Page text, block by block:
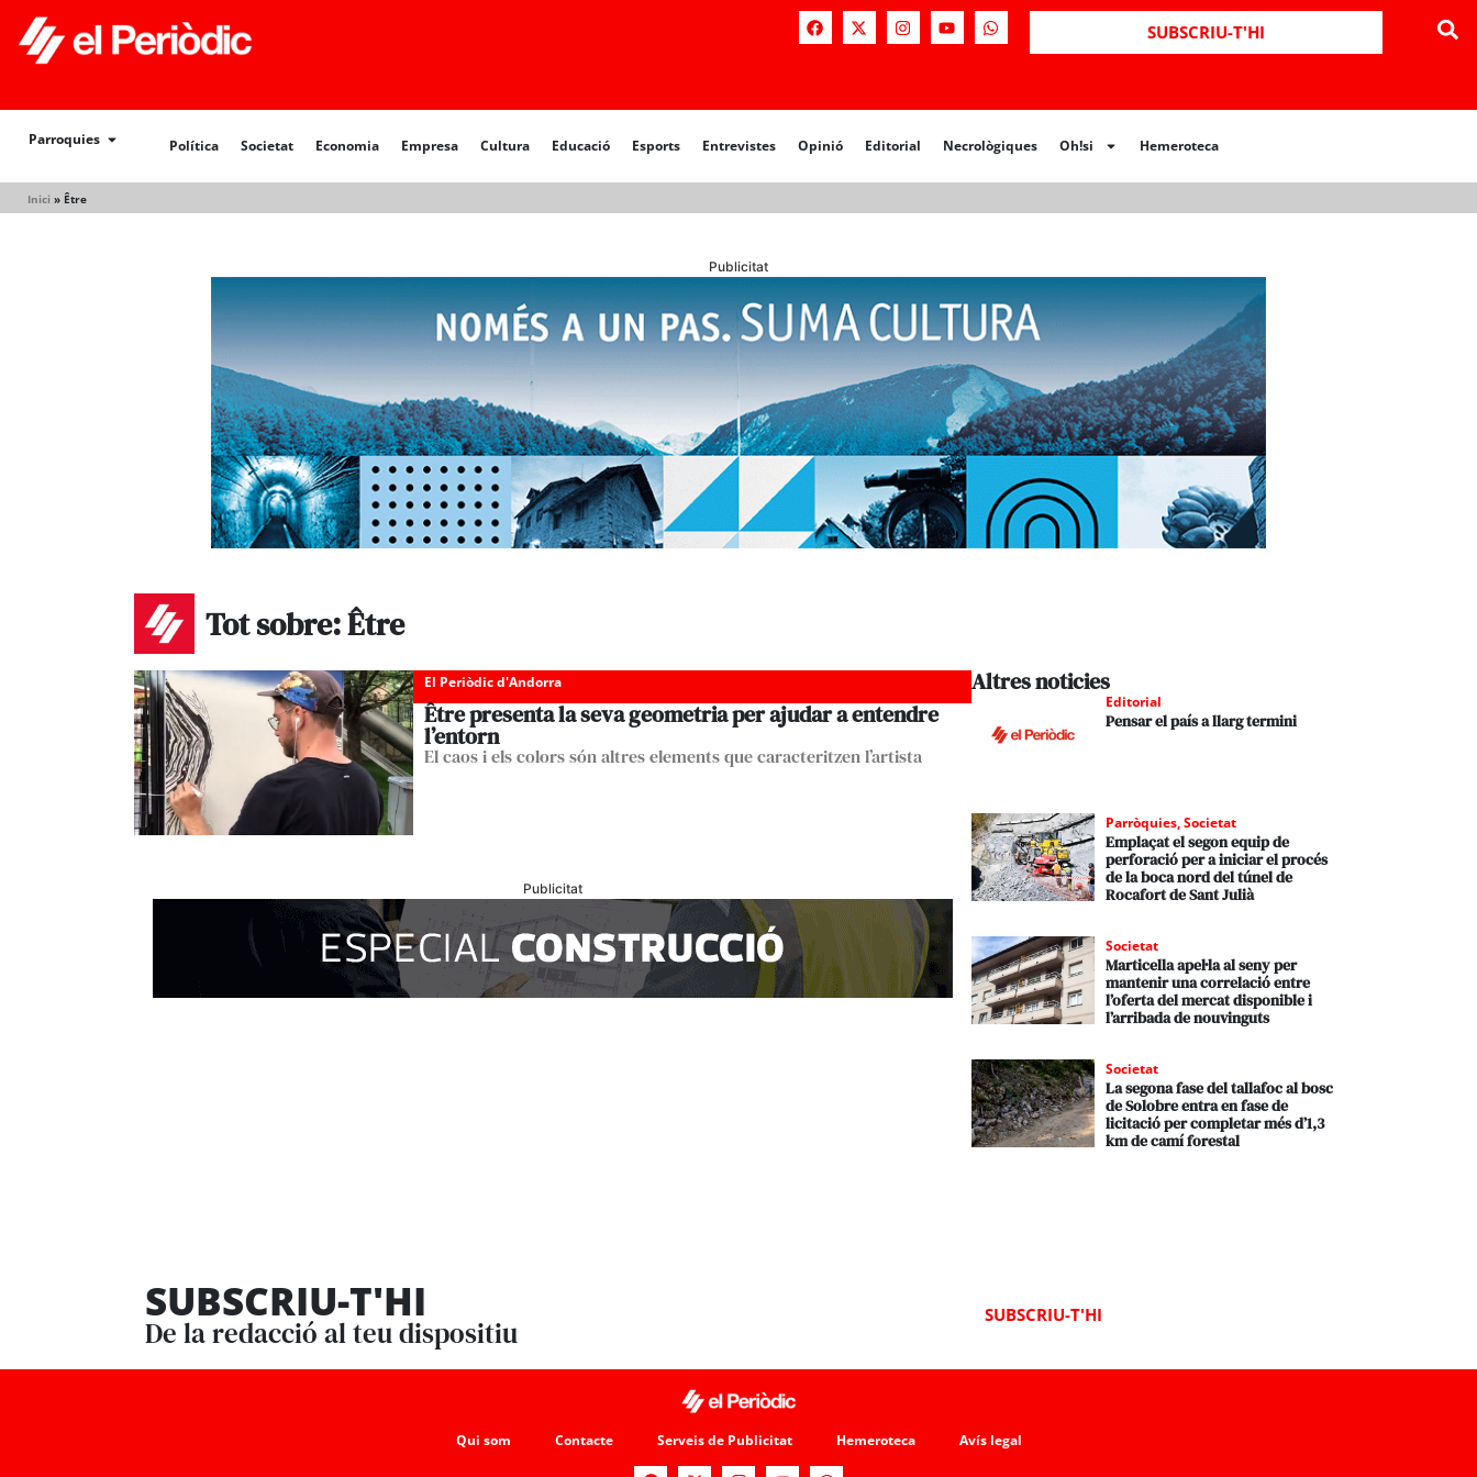
SUBSCRIU-T'HI
Parroquies Política Societat Economia Empresa Cultura Educació Esports Entrevistes Opinió Editorial Necrològiques Oh!si Hemeroteca
Inici » Être
Política Societat Opinió Editorial Necrològiques Hemeroteca
Publicitat
Tot sobre: Être
El Periòdic d'Andorra
Être presenta la seva geometria per ajudar a entendre
l’entorn
El caos i els colors són altres elements que caracteritzen l’artista
Publicitat
Altres noticies
Editorial
Pensar el país a llarg termini
Parròquies,Societat
Emplaçat el segon equip de
perforació per a iniciar el procés
de la boca nord del túnel de
Rocafort de Sant Julià
Societat
Marticella apel·la al seny per
mantenir una correlació entre
l’oferta del mercat disponible i
l’arribada de nouvinguts
Societat
La segona fase del tallafoc al bosc
de Solobre entra en fase de
licitació per completar més d’1,3
km de camí forestal
SUBSCRIU-T'HI
De la redacció al teu dispositiu
SUBSCRIU-T'HI
Qui som Contacte Serveis de Publicitat Hemeroteca Avís legal